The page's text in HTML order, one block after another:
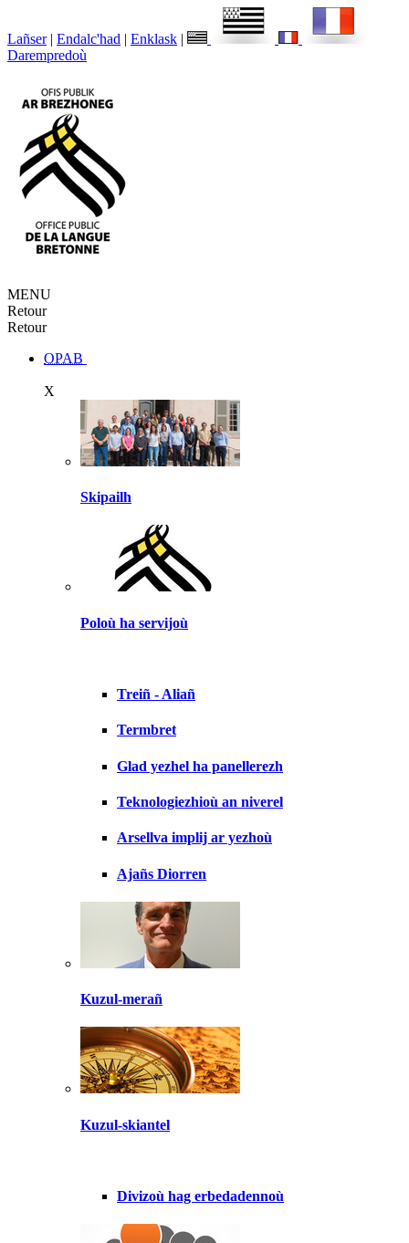
Lañser | Endalc'had | Enklask |
Darempredoù
MENU
Retour
Retour
OPAB
X
Skipailh
Poloù ha servijoù
Treiñ - Aliañ
Termbret
Glad yezhel ha panellerezh
Teknologiezhioù an niverel
Arsellva implij ar yezhoù
Ajañs Diorren
Kuzul-merañ
Kuzul-skiantel
Divizoù hag erbedadennoù